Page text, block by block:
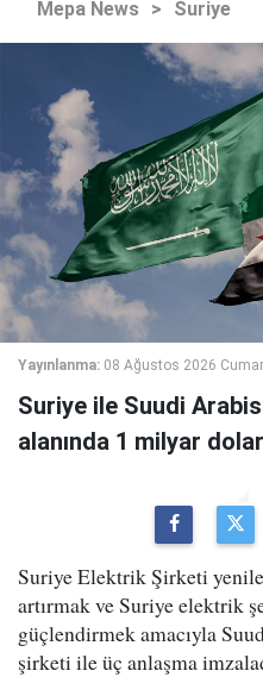
Mepa News > Suriye
Yayınlanma: 08 Ağustos 2026
Suriye ile Suudi
alanında 1 milyar
Suriye Elektrik Şirketi
artırmak ve Suriye elektrik
güçlendirmek amacıyla
şirketi ile üç anlaşma